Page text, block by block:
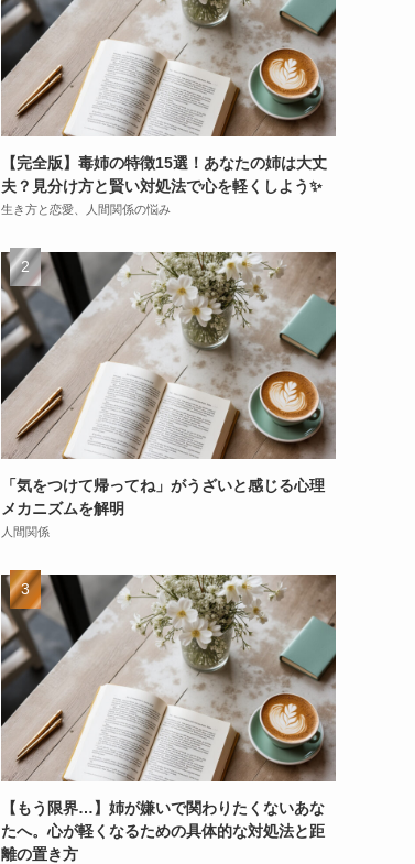
【完全版】毒姉の特徴15選！あなたの姉は大丈
夫？見分け方と賢い対処法で心を軽くしよう✨
生き方と恋愛、人間関係の悩み
「気をつけて帰ってね」がうざいと感じる心理
メカニズムを解明
人間関係
【もう限界…】姉が嫌いで関わりたくないあな
たへ。心が軽くなるための具体的な対処法と距
離の置き方